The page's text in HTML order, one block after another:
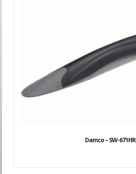
Damco – SW-671HR